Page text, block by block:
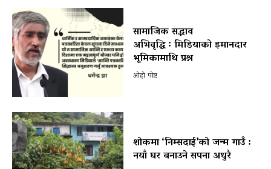
सामाजिक सद्भाव
अभिवृद्धि ः मिडियाको इमानदार
भूमिकामाथि प्रश्न
ओहो पोष्ट
शोकमा ‘निम्सदाई’को जन्म गाउँ :
नयाँ घर बनाउने सपना अधुरै